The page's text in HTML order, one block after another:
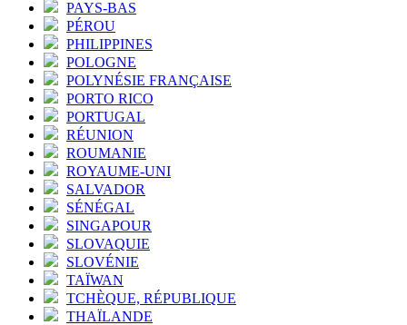
PAYS-BAS
PÉROU
PHILIPPINES
POLOGNE
POLYNÉSIE FRANÇAISE
PORTO RICO
PORTUGAL
RÉUNION
ROUMANIE
ROYAUME-UNI
SALVADOR
SÉNÉGAL
SINGAPOUR
SLOVAQUIE
SLOVÉNIE
TAÏWAN
TCHÈQUE, RÉPUBLIQUE
THAÏLANDE